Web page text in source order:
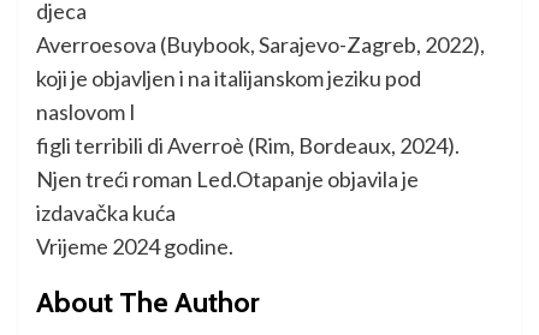
djeca
Averroesova (Buybook, Sarajevo-Zagreb, 2022),
koji je objavljen i na italijanskom jeziku pod
naslovom I
figli terribili di Averroè (Rim, Bordeaux, 2024).
Njen treći roman Led.Otapanje objavila je
izdavačka kuća
Vrijeme 2024 godine.
About The Author